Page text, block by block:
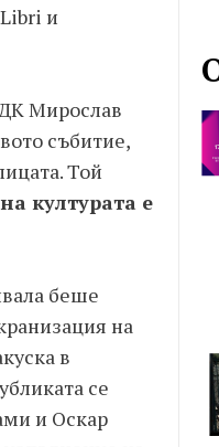
и
Мирослав
събитие,
Той
културата е
беше
на
в
се
и Оскар